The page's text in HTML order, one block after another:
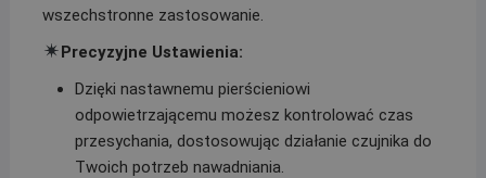
wszechstronne zastosowanie.
Precyzyjne Ustawienia:
Dzięki nastawnemu pierścieniowi
odpowietrzającemu możesz kontrolować czas
przesychania, dostosowując działanie czujnika do
Twoich potrzeb nawadniania.